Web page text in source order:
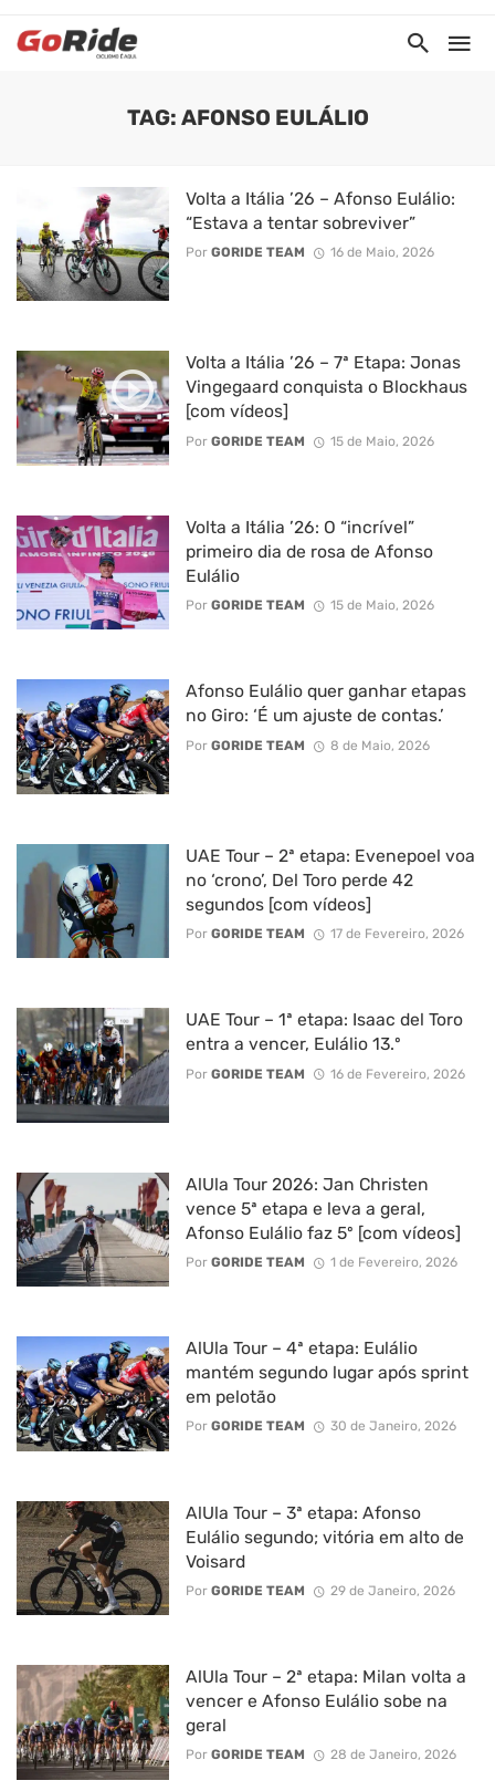
TAG: AFONSO EULÁLIO
Volta a Itália ’26 – Afonso Eulálio:
“Estava a tentar sobreviver”
Por GORIDE TEAM 16 de Maio, 2026
Volta a Itália ’26 – 7ª Etapa: Jonas
Vingegaard conquista o Blockhaus
[com vídeos]
Por GORIDE TEAM 15 de Maio, 2026
Volta a Itália ’26: O “incrível”
primeiro dia de rosa de Afonso
Eulálio
Por GORIDE TEAM 15 de Maio, 2026
Afonso Eulálio quer ganhar etapas
no Giro: ‘É um ajuste de contas.’
Por GORIDE TEAM 8 de Maio, 2026
UAE Tour – 2ª etapa: Evenepoel voa
no ‘crono’, Del Toro perde 42
segundos [com vídeos]
Por GORIDE TEAM 17 de Fevereiro, 2026
UAE Tour – 1ª etapa: Isaac del Toro
entra a vencer, Eulálio 13.º
Por GORIDE TEAM 16 de Fevereiro, 2026
AlUla Tour 2026: Jan Christen
vence 5ª etapa e leva a geral,
Afonso Eulálio faz 5º [com vídeos]
Por GORIDE TEAM 1 de Fevereiro, 2026
AlUla Tour – 4ª etapa: Eulálio
mantém segundo lugar após sprint
em pelotão
Por GORIDE TEAM 30 de Janeiro, 2026
AlUla Tour – 3ª etapa: Afonso
Eulálio segundo; vitória em alto de
Voisard
Por GORIDE TEAM 29 de Janeiro, 2026
AlUla Tour – 2ª etapa: Milan volta a
vencer e Afonso Eulálio sobe na
geral
Por GORIDE TEAM 28 de Janeiro, 2026